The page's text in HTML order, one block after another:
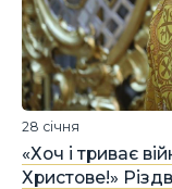
«Хоч і триває
Христове!»
28 січня